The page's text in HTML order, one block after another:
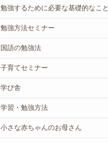
勉強するために必要な基礎的なこと
勉強方法セミナー
国語の勉強法
子育てセミナー
学び舎
学習・勉強方法
小さな赤ちゃんのお母さん